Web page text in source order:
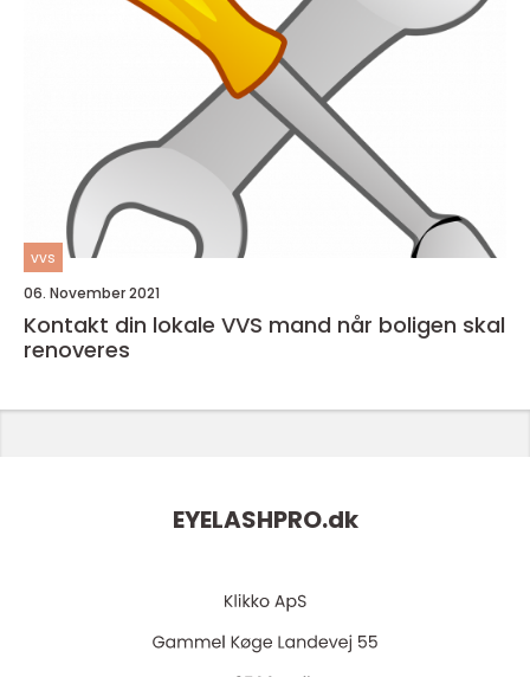
vvs
06. November 2021
Kontakt din lokale VVS mand når boligen skal
renoveres
EYELASHPRO.dk